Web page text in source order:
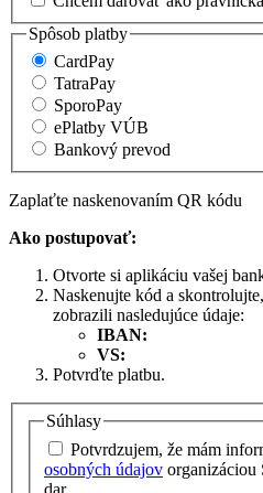
Spôsob platby
CardPay
TatraPay
SporoPay
ePlatby VÚB
Bankový prevod
Zaplaťte naskenovaním QR kódu
Ako postupovať:
Otvorte si aplikáciu vašej
Naskenujte kód a
zobrazili nasledujúce údaje:
IBAN:
VS:
Potvrďte platbu.
Súhlasy
Potvrdzujem, že mám
osobných údajov organizáciou
dar